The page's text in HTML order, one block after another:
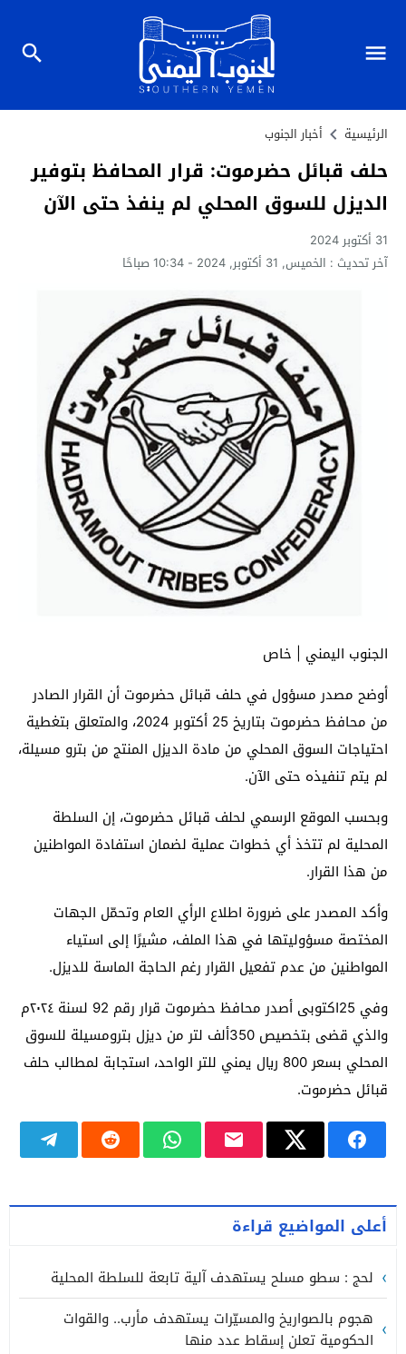
الرئيسية أخبار الجنوب
حلف قبائل حضرموت: قرار المحافظ بتوفير
الديزل للسوق المحلي لم ينفذ حتى الآن
31 أكتوبر 2024
آخر تحديث : الخميس, 31 أكتوبر, 2024 - 10:34 صباحًا
الجنوب اليمني | خاص
أوضح مصدر مسؤول في حلف قبائل حضرموت أن القرار الصادر
من محافظ حضرموت بتاريخ 25 أكتوبر 2024، والمتعلق بتغطية
احتياجات السوق المحلي من مادة الديزل المنتج من بترو مسيلة،
لم يتم تنفيذه حتى الآن.
وبحسب الموقع الرسمي لحلف قبائل حضرموت، إن السلطة
المحلية لم تتخذ أي خطوات عملية لضمان استفادة المواطنين
من هذا القرار.
وأكد المصدر على ضرورة اطلاع الرأي العام وتحمّل الجهات
المختصة مسؤوليتها في هذا الملف، مشيرًا إلى استياء
المواطنين من عدم تفعيل القرار رغم الحاجة الماسة للديزل.
وفي 25اكتوبى أصدر محافظ حضرموت قرار رقم 92 لسنة ٢٠٢٤م
والذي قضى بتخصيص 350ألف لتر من ديزل بترومسيلة للسوق
المحلي بسعر 800 ريال يمني للتر الواحد، استجابة لمطالب حلف
قبائل حضرموت.
أعلى المواضيع قراءة
لحج : سطو مسلح يستهدف آلية تابعة للسلطة المحلية
هجوم بالصواريخ والمسيّرات يستهدف مأرب.. والقوات
الحكومية تعلن إسقاط عدد منها